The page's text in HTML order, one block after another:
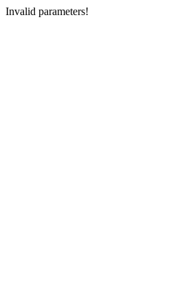
Invalid parameters!